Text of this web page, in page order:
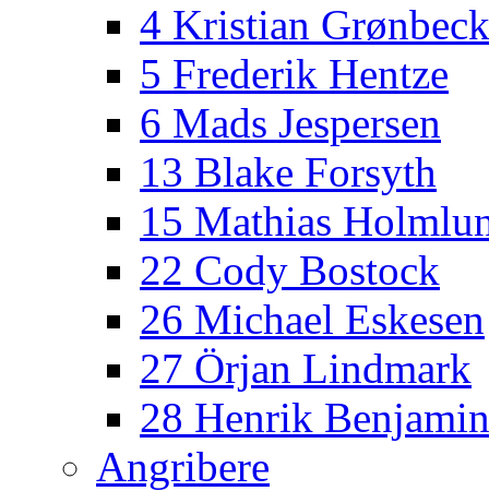
4 Kristian
5 Frederik Hentze
6 Mads Jespersen
13 Blake Forsyth
15 Mathias
22 Cody Bostock
26 Michael Eskesen
27 Örjan Lindmark
28 Henrik
Angribere